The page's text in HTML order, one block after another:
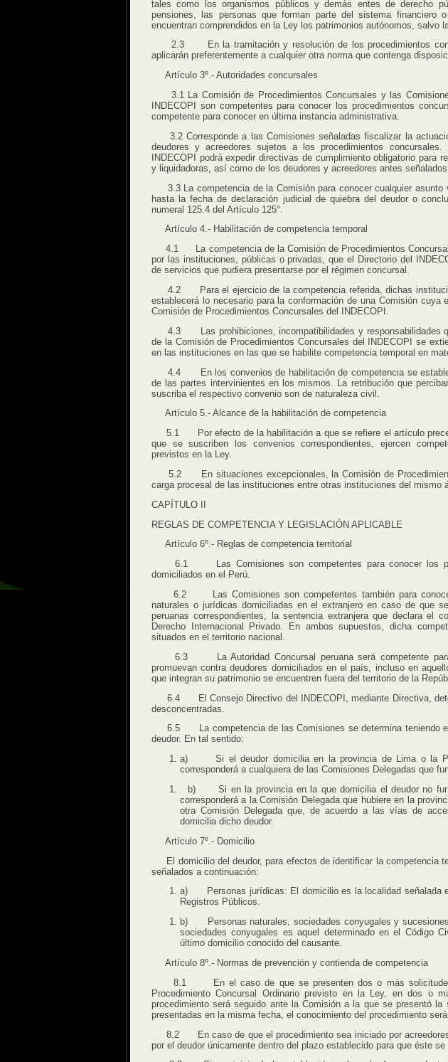
tales como los organismos públicos y demás entes de derecho
pensiones, las personas que forman parte del sistema financiero
encuentran comprendidos en la Ley los patrimonios autónomos, salvo
2.3 En la tramitación y resolución de los procedimientos
aplicarán preferentemente a cualquier otra norma que contenga
Artículo 3º.- Autoridades concursales
3.1 La Comisión de Procedimientos Concursales y las
INDECOPI son competentes para conocer los procedimientos
competente para conocer en última instancia administrativa.
3.2 Corresponde a las Comisiones señaladas fiscalizar la
deudores y acreedores sujetos a los procedimientos
INDECOPI podrá expedir directivas de cumplimiento obligatorio para
y liquidadoras, así como de los deudores y acreedores antes señalados.
3.3 La competencia de la Comisión para conocer cualquier asunto
hasta la fecha de declaración judicial de quiebra del deudor o
numeral 125.4 del Artículo 125°.
Artículo 4.- Habilitación de competencia temporal
4.1 La competencia de la Comisión de Procedimientos
por las instituciones, públicas o privadas, que el Directorio del
de servicios que pudiera presentarse por el régimen concursal.
4.2 Para el ejercicio de la competencia referida, dichas
establecerá lo necesario para la conformación de una Comisión cuya
Comisión de Procedimientos Concursales del INDECOPI.
4.3 Las prohibiciones, incompatibilidades y responsabilidades
de la Comisión de Procedimientos Concursales del INDECOPI se
en las instituciones en las que se habilite competencia temporal en
4.4 En los convenios de habilitación de competencia se
de las partes intervinientes en los mismos. La retribución que
suscriba el respectivo convenio son de naturaleza civil.
Artículo 5.- Alcance de la habilitación de competencia
5.1 Por efecto de la habilitación a que se refiere el artículo
que se suscriben los convenios correspondientes, ejercen
previstos en la Ley.
5.2 En situaciones excepcionales, la Comisión de
carga procesal de las instituciones entre otras instituciones del mismo
CAPÍTULO II
REGLAS DE COMPETENCIA Y LEGISLACIÓN APLICABLE
Artículo 6º.- Reglas de competencia territorial
6.1 Las Comisiones son competentes para conocer los
domiciliados en el Perú.
6.2 Las Comisiones son competentes también para conocer
naturales o jurídicas domiciliadas en el extranjero en caso de que
peruanas correspondientes, la sentencia extranjera que declara el
Derecho Internacional Privado. En ambos supuestos, dicha
situados en el territorio nacional.
6.3 La Autoridad Concursal peruana será competente para
promuevan contra deudores domiciliados en el país, incluso en
que integran su patrimonio se encuentren fuera del territorio de la
6.4 El Consejo Directivo del INDECOPI, mediante Directiva,
desconcentradas.
6.5 La competencia de las Comisiones se determina teniendo en
deudor. En tal sentido:
a) Si el deudor domicilia en la provincia de Lima o la
corresponderá a cualquiera de las Comisiones Delegadas que
b) Si en la provincia en la que domicilia el deudor no
corresponderá a la Comisión Delegada que hubiere en la
otra Comisión Delegada que, de acuerdo a las vías de
domicilia dicho deudor.
Artículo 7º.- Domicilio
El domicilio del deudor, para efectos de identificar la competencia
señalados a continuación:
a) Personas jurídicas: El domicilio es la localidad señalada
Registros Públicos.
b) Personas naturales, sociedades conyugales y
sociedades conyugales es aquel determinado en el Código
último domicilio conocido del causante.
Artículo 8º.- Normas de prevención y contienda de competencia
8.1 En el caso de que se presenten dos o más solicitudes
Procedimiento Concursal Ordinario previsto en la Ley, en dos o
procedimiento será seguido ante la Comisión a la que se presentó
presentadas en la misma fecha, el conocimiento del procedimiento será
8.2 En caso de que el procedimiento sea iniciado por
por el deudor únicamente dentro del plazo establecido para que éste se